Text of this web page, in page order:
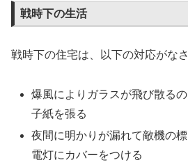
戦時下の生活
戦時下の住宅は、以下の対応がな
爆風によりガラスが飛び散る
子紙を張る
夜間に明かりが漏れて敵機の
電灯にカバーをつける